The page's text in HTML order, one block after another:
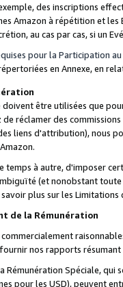
des inscriptions
Amazon à répétition et
au cas par cas, si un
pour la Participation
en Annexe, en
doivent être utilisées que
réclamer des
liens d'attribution), nous
temps à autre, d'imposer
(et nonobstant
plus sur les
de la Rémunération
nos rapports
Rémunération Spéciale, qui
pour les USD), peuvent